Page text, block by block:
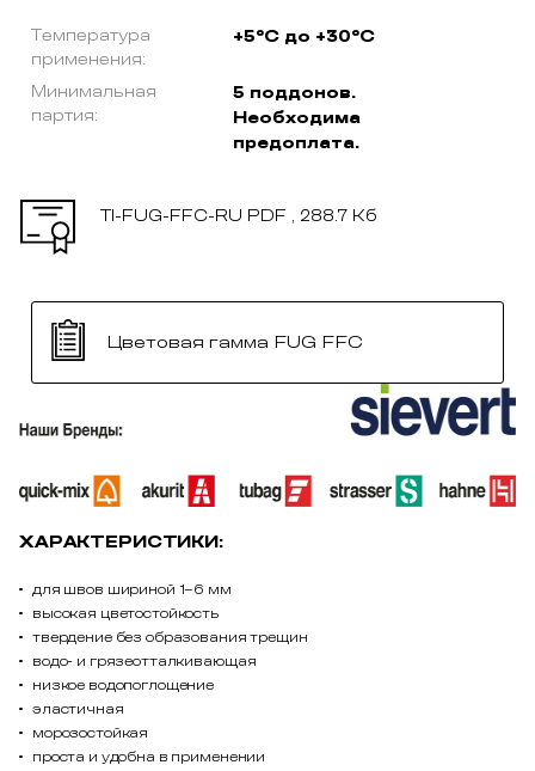
Температура
применения:
+5°C до +30°C
Минимальная
партия:
5 поддонов.
Необходима
предоплата.
TI-FUG-FFC-RU PDF , 288.7 Кб
Цветовая гамма FUG FFC
ХАРАКТЕРИСТИКИ:
для швов шириной 1–6 мм
высокая цветостойкость
твердение без образования трещин
водо- и грязеотталкивающая
низкое водопоглощение
эластичная
морозостойкая
проста и удобна в применении